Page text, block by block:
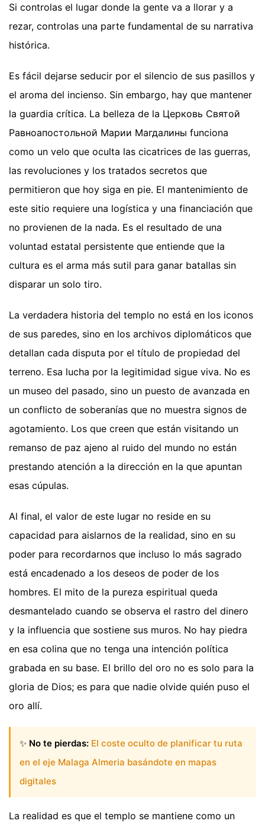
Si controlas el lugar donde la gente va a llorar y a
rezar, controlas una parte fundamental de su narrativa
histórica.
Es fácil dejarse seducir por el silencio de sus pasillos y
el aroma del incienso. Sin embargo, hay que mantener
la guardia crítica. La belleza de la Церковь Святой
Равноапостольной Марии Магдалины funciona
como un velo que oculta las cicatrices de las guerras,
las revoluciones y los tratados secretos que
permitieron que hoy siga en pie. El mantenimiento de
este sitio requiere una logística y una financiación que
no provienen de la nada. Es el resultado de una
voluntad estatal persistente que entiende que la
cultura es el arma más sutil para ganar batallas sin
disparar un solo tiro.
La verdadera historia del templo no está en los iconos
de sus paredes, sino en los archivos diplomáticos que
detallan cada disputa por el título de propiedad del
terreno. Esa lucha por la legitimidad sigue viva. No es
un museo del pasado, sino un puesto de avanzada en
un conflicto de soberanías que no muestra signos de
agotamiento. Los que creen que están visitando un
remanso de paz ajeno al ruido del mundo no están
prestando atención a la dirección en la que apuntan
esas cúpulas.
Al final, el valor de este lugar no reside en su
capacidad para aislarnos de la realidad, sino en su
poder para recordarnos que incluso lo más sagrado
está encadenado a los deseos de poder de los
hombres. El mito de la pureza espiritual queda
desmantelado cuando se observa el rastro del dinero
y la influencia que sostiene sus muros. No hay piedra
en esa colina que no tenga una intención política
grabada en su base. El brillo del oro no es solo para la
gloria de Dios; es para que nadie olvide quién puso el
oro allí.
✨ No te pierdas: El coste oculto de planificar tu ruta
en el eje Malaga Almeria basándote en mapas
digitales
La realidad es que el templo se mantiene como un